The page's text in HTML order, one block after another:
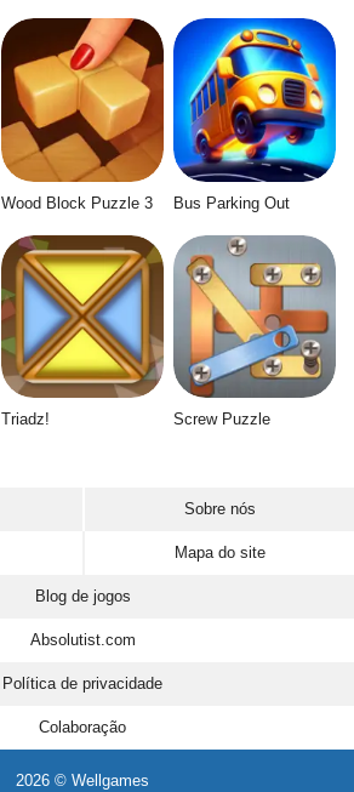
Wood Block Puzzle 3 Bus Parking Out
Triadz! Screw Puzzle
Sobre nós
Mapa do site
Blog de jogos
Absolutist.com
Política de privacidade
Colaboração
2026 © Wellgames